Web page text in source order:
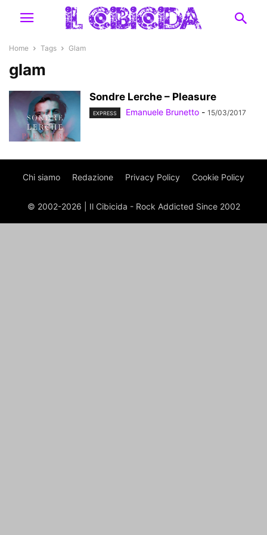
Home Tags Glam
glam
Sondre Lerche – Pleasure
EXPRESS Emanuele Brunetto - 15/03/2017
Chi siamo Redazione Privacy Policy Cookie Policy
© 2002-2026 | Il Cibicida - Rock Addicted Since 2002